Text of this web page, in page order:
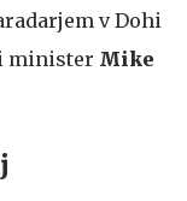
v Dohi
minister Mike